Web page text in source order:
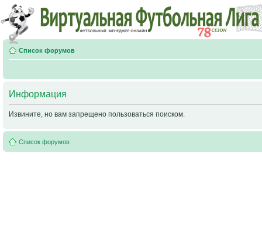
Список форумов
Информация
Извините, но вам запрещено пользоваться поиском.
Список форумов